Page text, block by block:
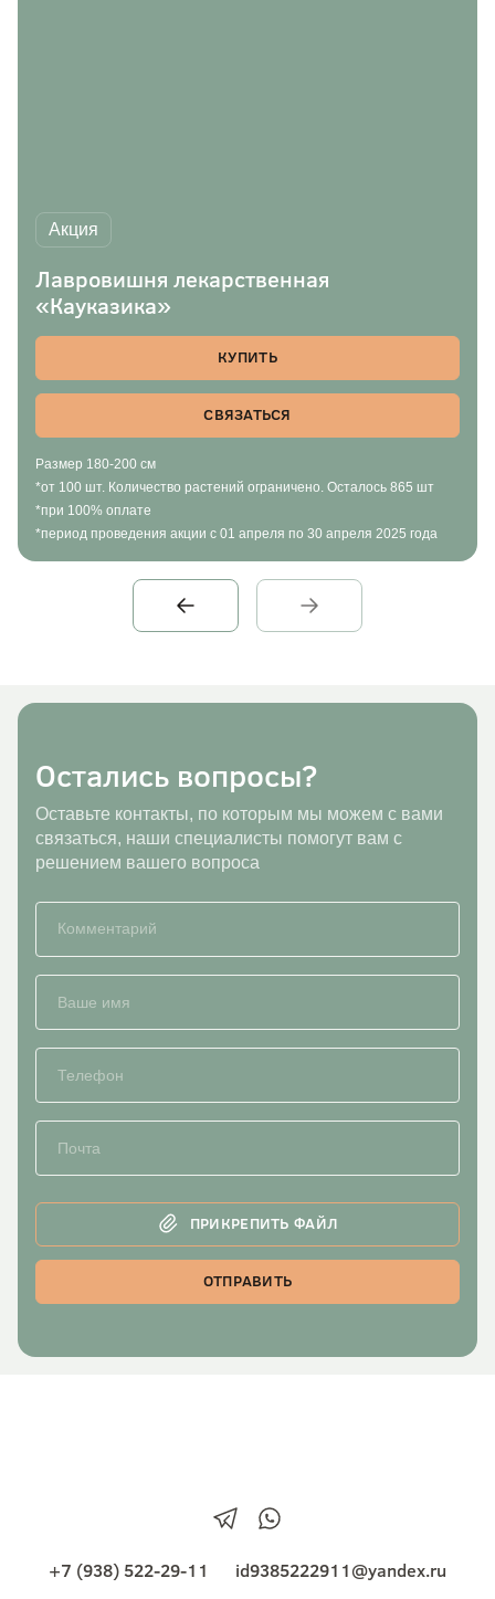
Акция
Лавровишня лекарственная
«Кауказика»
КУПИТЬ
СВЯЗАТЬСЯ
Размер 180-200 см
*от 100 шт. Количество растений ограничено. Осталось 865 шт
*при 100% оплате
*период проведения акции с 01 апреля по 30 апреля 2025 года
Остались вопросы?
Оставьте контакты, по которым мы можем с вами
связаться, наши специалисты помогут вам с
решением вашего вопроса
ПРИКРЕПИТЬ ФАЙЛ
ОТПРАВИТЬ
+7 (938) 522-29-11 id9385222911@yandex.ru